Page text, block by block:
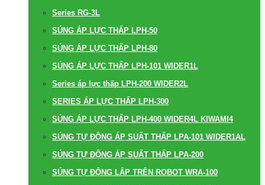
Series RG-3L
SÚNG ÁP LỰC THẤP LPH-50
SÚNG ÁP LỰC THẤP LPH-80
SÚNG ÁP LỰC THẤP LPH-101 WIDER1L
Series áp lực thấp LPH-200 WIDER2L
SERIES ÁP LỰC THẤP LPH-300
SÚNG ÁP LỰC THẤP LPH-400 WIDER4L KIWAMI4
SÚNG TỰ ĐỘNG ÁP SUẤT THẤP LPA-101 WIDER1AL
SÚNG TỰ ĐỘNG ÁP SUẤT THẤP LPA-200
SÚNG TỰ ĐỘNG LẮP TRÊN ROBOT WRA-100